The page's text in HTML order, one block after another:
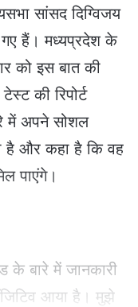
सांसद दिग्विजय
गए हैं। मध्यप्रदेश के
को इस बात की
की रिपोर्ट
में अपने सोशल
है और कहा है कि वह
पाएंगे।
के बारे में जानकारी
आया है। मुझे